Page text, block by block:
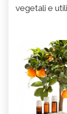
vegetali e